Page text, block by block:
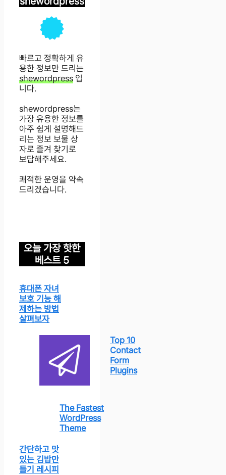
빠르고 정확하게 유
용한 정보만 드리는
shewordpress 입
니다.
shewordpress는
가장 유용한 정보를
아주 쉽게 설명해드
리는 정보 보물 상
자로 즐겨 찾기로
보답해주세요.
쾌적한 운영을 약속
드리겠습니다.
오늘 가장 핫한
베스트 5
휴대폰 자녀
보호 기능 해
제하는 방법
살펴보자
Top 10
Contact
Form
Plugins
The Fastest
WordPress
Theme
간단하고 맛
있는 김밥만
들기 레시피